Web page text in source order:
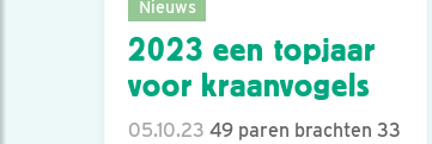
Nieuws
2023 een topjaar
voor kraanvogels
05.10.23 49 paren brachten 33